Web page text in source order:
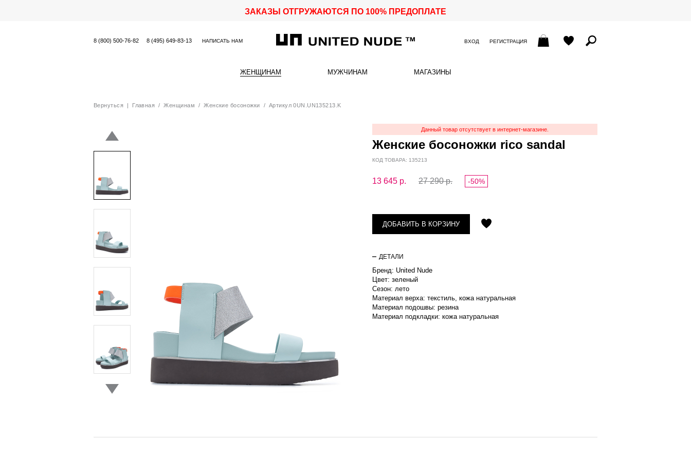
ЗАКАЗЫ ОТГРУЖАЮТСЯ ПО 100% ПРЕДОПЛАТЕ
8 (800) 500-76-82 8 (495) 649-83-13 НАПИСАТЬ НАМ ВХОД РЕГИСТРАЦИЯ
ЖЕНЩИНАМ МУЖЧИНАМ МАГАЗИНЫ
Вернуться| Главная /Женщинам /Женские босоножки / Артикул 0UN.UN135213.K
Данный товар отсутствует в интернет-магазине.
Женские босоножки rico sandal
КОД ТОВАРА: 135213
13 645 р. 27 290 р. -50%
ДОБАВИТЬ В КОРЗИНУ
ДЕТАЛИ
Бренд: United Nude
Цвет: зеленый
Сезон: лето
Материал верха: текстиль, кожа натуральная
Материал подошвы: резина
Материал подкладки: кожа натуральная